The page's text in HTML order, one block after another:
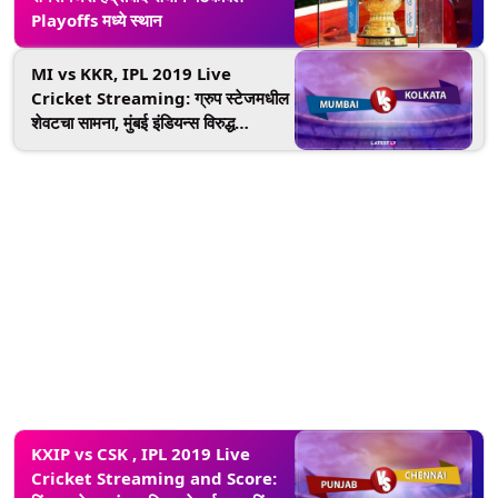
Playoffs मध्ये स्थान
MI vs KKR, IPL 2019 Live
Cricket Streaming: ग्रुप स्टेजमधील
शेवटचा सामना, मुंबई इंडियन्स विरुद्ध
KXIP vs CSK , IPL 2019 Live
Cricket Streaming and Score: